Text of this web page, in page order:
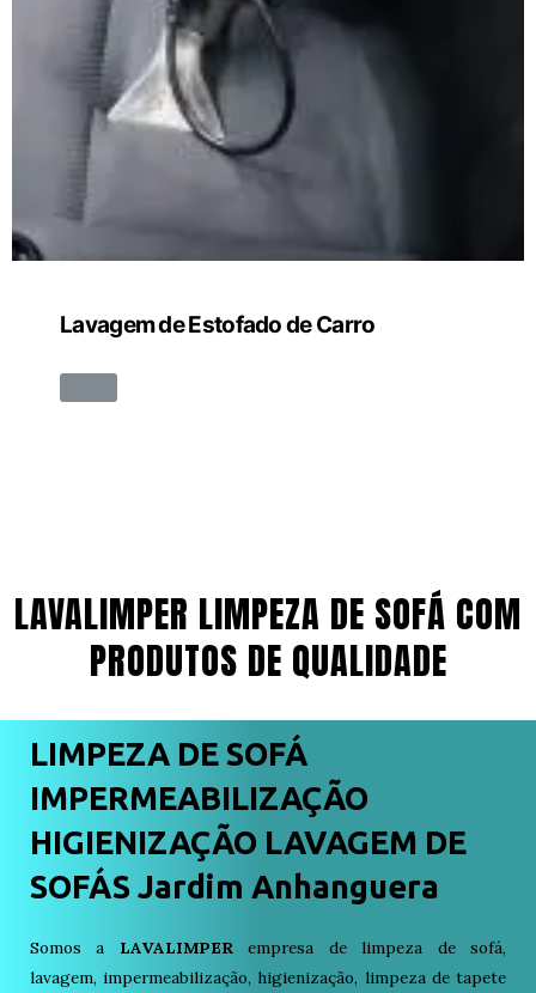
Lavagem de Estofado de Carro
LAVALIMPER LIMPEZA DE SOFÁ COM
PRODUTOS DE QUALIDADE
LIMPEZA DE SOFÁ
IMPERMEABILIZAÇÃO
HIGIENIZAÇÃO LAVAGEM DE
SOFÁS Jardim Anhanguera
Somos a LAVALIMPERempresa de limpeza de sofá,
lavagem, impermeabilização, higienização, limpeza de tapete